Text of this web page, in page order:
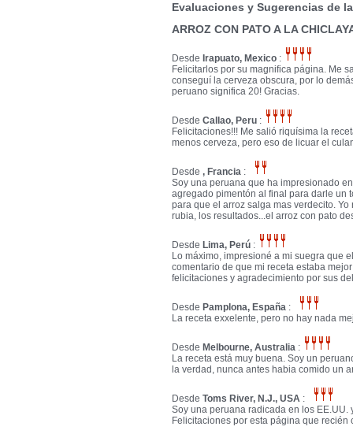
Evaluaciones y Sugerencias de
ARROZ CON PATO A LA
Desde Irapuato, Mexico :
Felicitarlos por su magnifica página. Me
conseguí la cerveza obscura, por lo
peruano significa 20! Gracias.
DesdeCallao, Peru :
Felicitaciones!!! Me salió riquísima la
menos cerveza, pero eso de licuar el
Desde, Francia :
Soy una peruana que ha impresionado
agregado pimentón al final para darle un
para que el arroz salga mas verdecito.
rubia, los resultados...el arroz con pato
Desde Lima, Perú :
Lo máximo, impresioné a mi suegra que
comentario de que mi receta estaba
felicitaciones y agradecimiento por sus
Desde Pamplona, España :
La receta exxelente, pero no hay nada
Desde Melbourne, Australia :
La receta está muy buena. Soy un
la verdad, nunca antes habia comido un
DesdeToms River, N.J., USA :
Soy una peruana radicada en los
Felicitaciones por esta página que recién